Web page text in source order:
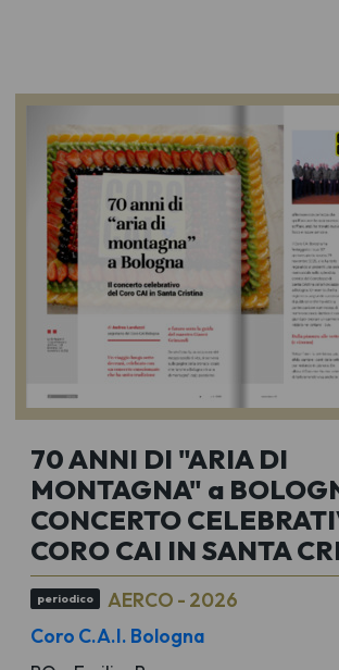
70 ANNI DI "ARIA DI
MONTAGNA" a
CONCERTO
CORO CAI IN SANTA
periodico
AERCO - 2026
Coro C.A.I. Bologna